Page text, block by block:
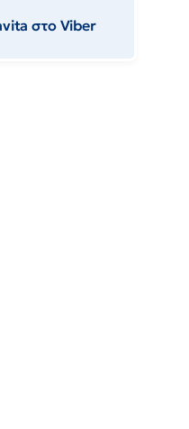
στο Viber